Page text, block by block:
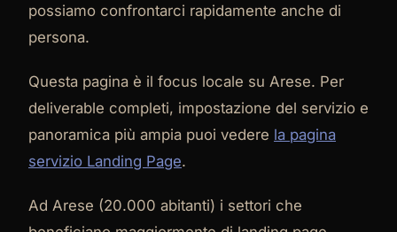
possiamo confrontarci rapidamente anche di
persona.
Questa pagina è il focus locale su Arese. Per
deliverable completi, impostazione del servizio e
panoramica più ampia puoi vedere la pagina
servizio Landing Page.
Ad Arese (20.000 abitanti) i settori che